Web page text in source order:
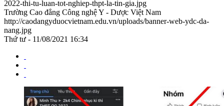
2022-thi-tu-luan-tot-nghiep-thpt-la-tin-gia.jpg
Trường Cao đẳng Công nghệ Y - Dược Việt Nam
http://caodangyduocvietnam.edu.vn/uploads/banner-web-ydc-da-
nang.jpg
Thứ tư - 11/08/2021 16:34